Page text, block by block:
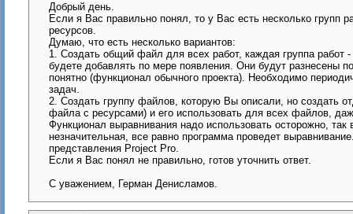
Добрый день.
Если я Вас правильно понял, то у Вас есть несколько групп
ресурсов.
Думаю, что есть несколько вариантов:
1. Создать общий файл для всех работ, каждая группа работ
будете добавлять по мере появления. Они будут разнесены
понятно (функционал обычного проекта). Необходимо
задач.
2. Создать группу файлов, которую Вы описали, но создать
файла с ресурсами) и его использовать для всех файлов,
Функционал выравнивания надо использовать осторожно,
незначительная, все равно программа проведет
представления Project Pro.
Если я Вас понял не правильно, готов уточнить ответ.
С уважением, Герман Денисламов.